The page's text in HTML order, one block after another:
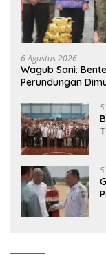
6 Agustus 2026
Wagub Sani:
Perundungan